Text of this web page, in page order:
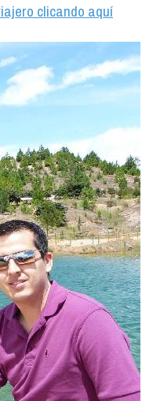
clicando aquí